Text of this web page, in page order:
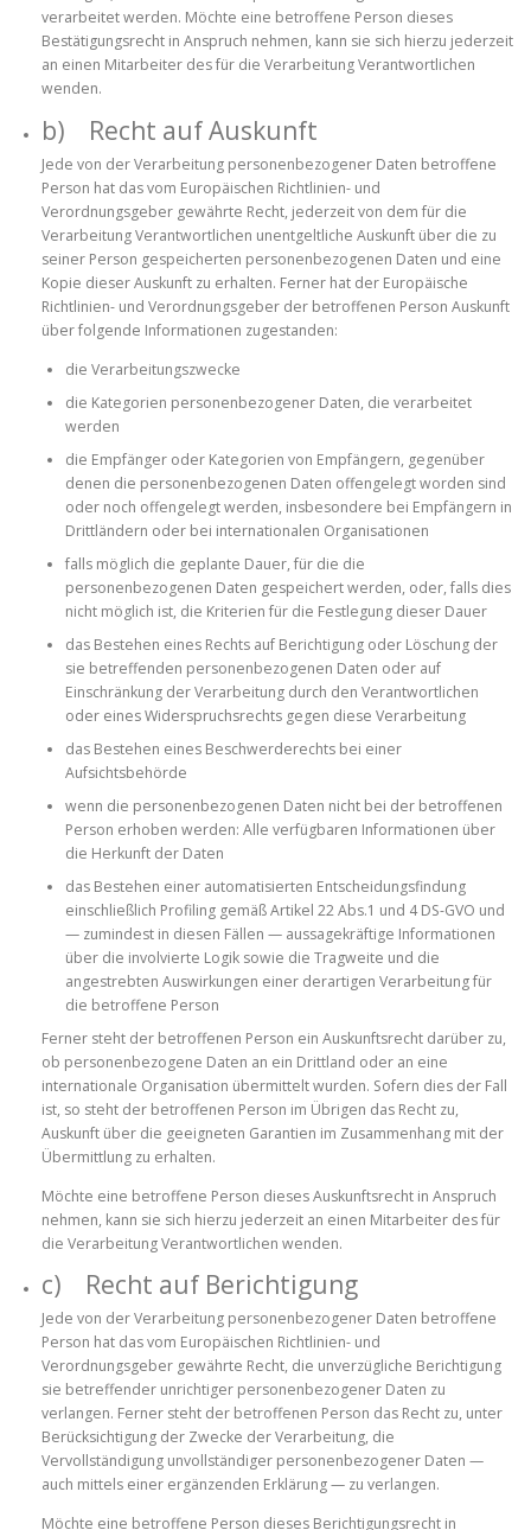
verarbeitet werden. Möchte eine betroffene Person dieses
Bestätigungsrecht in Anspruch nehmen, kann sie sich hierzu jederzeit
an einen Mitarbeiter des für die Verarbeitung Verantwortlichen
wenden.
b) Recht auf Auskunft
Jede von der Verarbeitung personenbezogener Daten betroffene
Person hat das vom Europäischen Richtlinien- und
Verordnungsgeber gewährte Recht, jederzeit von dem für die
Verarbeitung Verantwortlichen unentgeltliche Auskunft über die zu
seiner Person gespeicherten personenbezogenen Daten und eine
Kopie dieser Auskunft zu erhalten. Ferner hat der Europäische
Richtlinien- und Verordnungsgeber der betroffenen Person Auskunft
über folgende Informationen zugestanden:
die Verarbeitungszwecke
die Kategorien personenbezogener Daten, die verarbeitet
werden
die Empfänger oder Kategorien von Empfängern, gegenüber
denen die personenbezogenen Daten offengelegt worden sind
oder noch offengelegt werden, insbesondere bei Empfängern in
Drittländern oder bei internationalen Organisationen
falls möglich die geplante Dauer, für die die
personenbezogenen Daten gespeichert werden, oder, falls dies
nicht möglich ist, die Kriterien für die Festlegung dieser Dauer
das Bestehen eines Rechts auf Berichtigung oder Löschung der
sie betreffenden personenbezogenen Daten oder auf
Einschränkung der Verarbeitung durch den Verantwortlichen
oder eines Widerspruchsrechts gegen diese Verarbeitung
das Bestehen eines Beschwerderechts bei einer
Aufsichtsbehörde
wenn die personenbezogenen Daten nicht bei der betroffenen
Person erhoben werden: Alle verfügbaren Informationen über
die Herkunft der Daten
das Bestehen einer automatisierten Entscheidungsfindung
einschließlich Profiling gemäß Artikel 22 Abs.1 und 4 DS-GVO und
— zumindest in diesen Fällen — aussagekräftige Informationen
über die involvierte Logik sowie die Tragweite und die
angestrebten Auswirkungen einer derartigen Verarbeitung für
die betroffene Person
Ferner steht der betroffenen Person ein Auskunftsrecht darüber zu,
ob personenbezogene Daten an ein Drittland oder an eine
internationale Organisation übermittelt wurden. Sofern dies der Fall
ist, so steht der betroffenen Person im Übrigen das Recht zu,
Auskunft über die geeigneten Garantien im Zusammenhang mit der
Übermittlung zu erhalten.
Möchte eine betroffene Person dieses Auskunftsrecht in Anspruch
nehmen, kann sie sich hierzu jederzeit an einen Mitarbeiter des für
die Verarbeitung Verantwortlichen wenden.
c) Recht auf Berichtigung
Jede von der Verarbeitung personenbezogener Daten betroffene
Person hat das vom Europäischen Richtlinien- und
Verordnungsgeber gewährte Recht, die unverzügliche Berichtigung
sie betreffender unrichtiger personenbezogener Daten zu
verlangen. Ferner steht der betroffenen Person das Recht zu, unter
Berücksichtigung der Zwecke der Verarbeitung, die
Vervollständigung unvollständiger personenbezogener Daten —
auch mittels einer ergänzenden Erklärung — zu verlangen.
Möchte eine betroffene Person dieses Berichtigungsrecht in